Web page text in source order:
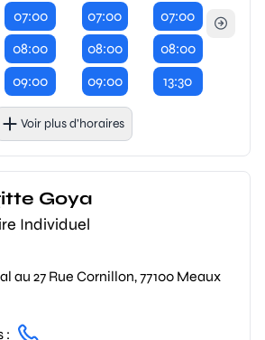
07:00
08:00
09:00
07:00
08:00
09:00
07:00
08:00
13:30
Voir plus d’horaires
Goya
Individuel
au 27 Rue Cornillon, 77100 Meaux
: